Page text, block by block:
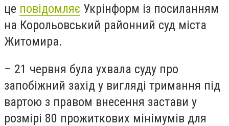
це повідомляє Укрінформ із посиланням
на Корольовський районний суд міста
Житомира.
– 21 червня була ухвала суду про
запобіжний захід у вигляді тримання під
вартою з правом внесення застави у
розмірі 80 прожиткових мінімумів для